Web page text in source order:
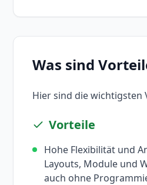
Was sind
Hier sind die wichtigsten
Vorteile
Hohe Flexibilität und
Layouts, Module und
auch ohne